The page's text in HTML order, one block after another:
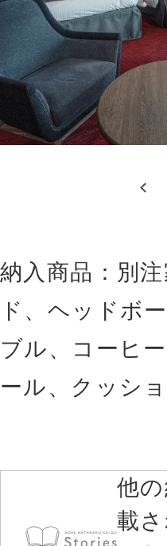
納入商品：別
ド、ヘッドボ
ブル、コーヒ
ール、クッシ
他
載